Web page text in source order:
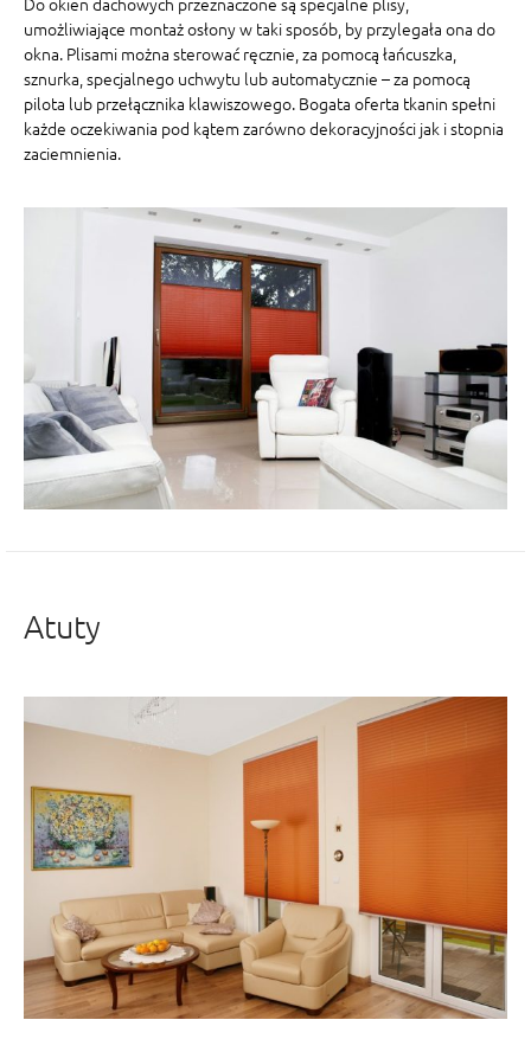
umożliwiające montaż osłony w taki sposób, by przylegała ona do
okna. Plisami można sterować ręcznie, za pomocą łańcuszka,
sznurka, specjalnego uchwytu lub automatycznie – za pomocą
pilota lub przełącznika klawiszowego. Bogata oferta tkanin spełni
każde oczekiwania pod kątem zarówno dekoracyjności jak i stopnia
zaciemnienia.
Atuty